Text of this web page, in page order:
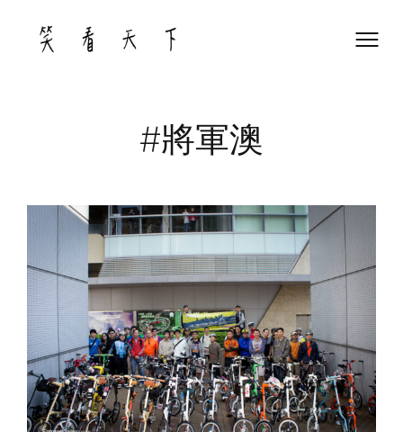
content
#將軍澳